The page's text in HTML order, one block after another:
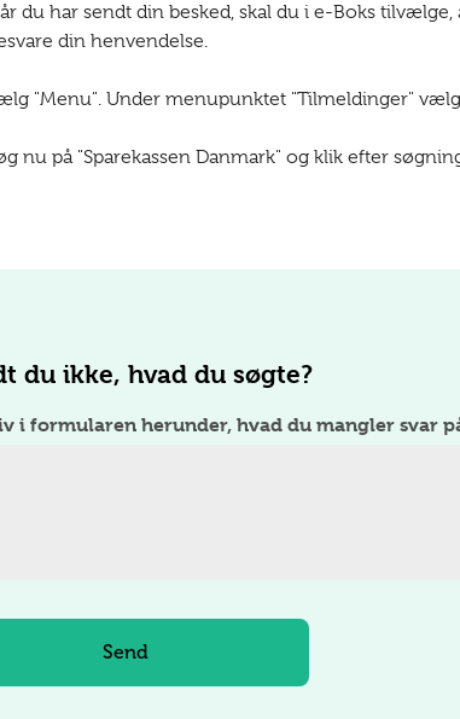
du har sendt din besked, skal du i e-Boks
din henvendelse.
"Menu". Under menupunktet "Tilmeldinger"
nu på "Sparekassen Danmark" og klik efter
du ikke, hvad du søgte?
i formularen herunder, hvad du mangler svar